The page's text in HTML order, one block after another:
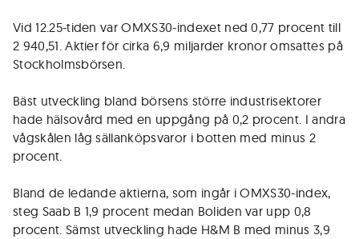
Vid 12.25-tiden var OMXS30-indexet ned 0,77 procent till
2 940,51. Aktier för cirka 6,9 miljarder kronor omsattes på
Stockholmsbörsen.
Bäst utveckling bland börsens större industrisektorer
hade hälsovård med en uppgång på 0,2 procent. I andra
vågskålen låg sällanköpsvaror i botten med minus 2
procent.
Bland de ledande aktierna, som ingår i OMXS30-index,
steg Saab B 1,9 procent medan Boliden var upp 0,8
procent. Sämst utveckling hade H&M B med minus 3,9